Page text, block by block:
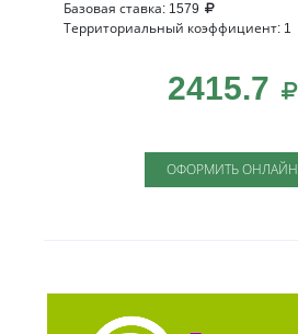
Базовая ставка: 1579
Территориальный коэффициент: 1
2415.7
ОФОРМИТЬ ОНЛАЙН